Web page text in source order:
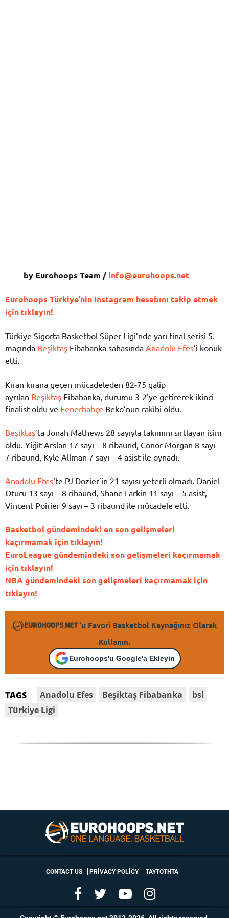
by Eurohoops Team /info@eurohoops.net
Eurohoops Türkiye’nin Instagram hesabını takip etmek
için tıklayın!
Türkiye Sigorta Basketbol Süper Ligi’nde yarı final serisi 5.
maçında Beşiktaş Fibabanka sahasında Anadolu Efes’i konuk
etti.
Kıran kırana geçen mücadeleden 82-75 galip
ayrılan Beşiktaş Fibabanka, durumu 3-2’ye getirerek ikinci
finalist oldu ve Fenerbahçe Beko’nun rakibi oldu.
Beşiktaş’ta Jonah Mathews 28 sayıyla takımını sırtlayan isim
oldu. Yiğit Arslan 17 sayı – 8 ribaund, Conor Morgan 8 sayı –
7 ribaund, Kyle Allman 7 sayı – 4 asist ile oynadı.
Anadolu Efes‘te PJ Dozier’in 21 sayısı yeterli olmadı. Daniel
Oturu 13 sayı – 8 ribaund, Shane Larkin 11 sayı – 5 asist,
Vincent Poirier 9 sayı – 3 ribaund ile mücadele etti.
Basketbol gündemindeki en son gelişmeleri
kaçırmamak için tıklayın!
EuroLeague gündemindeki son gelişmeleri kaçırmamak
için tıklayın!
NBA gündemindeki son gelişmeleri kaçırmamak için
tıklayın!
'u Favori Basketbol Kaynağınız Olarak
Kullanın.
Eurohoops'u Google'a Ekleyin
TAGS Anadolu Efes Beşiktaş Fibabanka
bsl
Türkiye Ligi
CONTACT US PRIVACY POLICY ΤΑΥΤΟΤΗΤΑ